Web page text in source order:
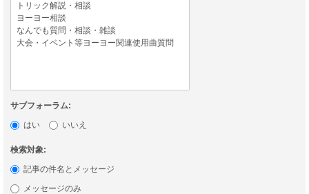
サブフォーラム:
はい
いいえ
検索対象:
記事の件名とメッセージ
メッセージのみ